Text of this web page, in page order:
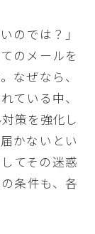
のでは？」
のメールを
なぜなら、
ている中、
策を強化し
かないとい
てその迷惑
条件も、各